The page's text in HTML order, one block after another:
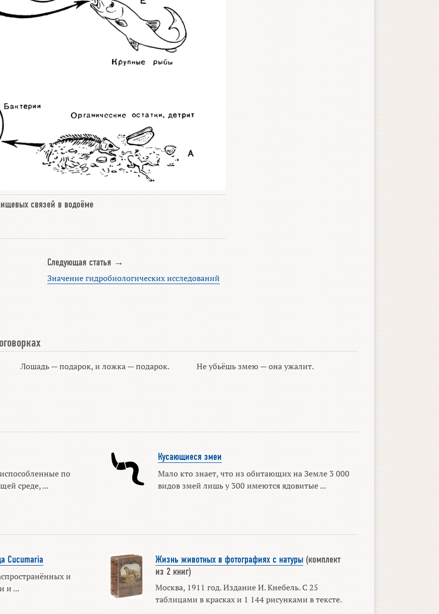
связей в водоёме
Следующая статья →
Значение гидробиологических исследований
Лошадь — подарок, и ложка — подарок. Не убьёшь змею — она ужалит.
по
среде, ...
Кусающиеся змеи
Мало кто знает, что из обитающих на Земле 3 000
видов змей лишь у 300 имеются ядовитые ...
Cucumaria
и
и ...
Жизнь животных в фотографиях с натуры(комплект
из 2 книг)
Москва, 1911 год. Издание И. Кнебель. С 25
таблицами в красках и 1 144 рисунками в тексте.